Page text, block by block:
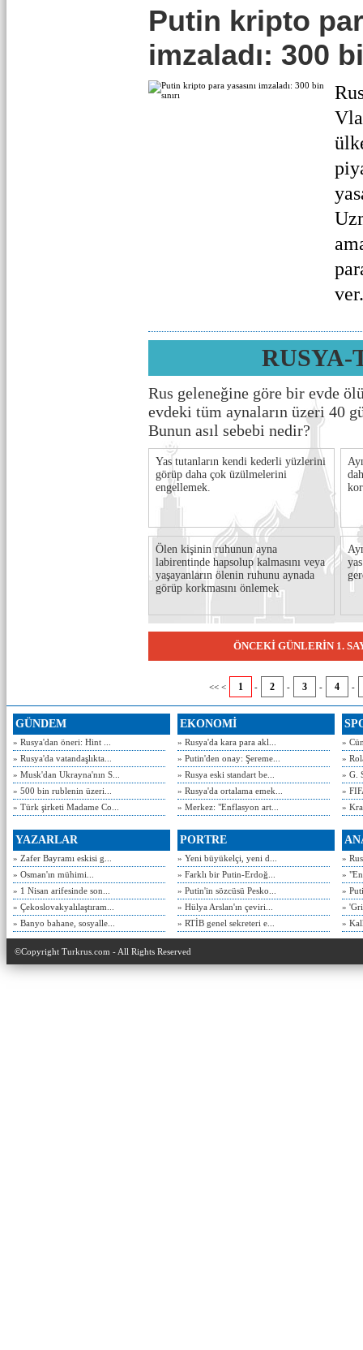
Putin kripto
imzaladı: 300
RUSYA-
Rus geleneğine göre bir evde
evdeki tüm aynaların üzeri 40
Bunun asıl sebebi nedir?
Yas tutanların kendi kederli yüzlerini
görüp daha çok üzülmelerini
engellemek.
Ölen kişinin ruhunun ayna
labirentinde hapsolup kalmasını veya
yaşayanların ölenin ruhunu aynada
görüp korkmasını önlemek
ÖNCEKİ GÜNLERİN 1.
<< < 1 - 2 - 3 - 4 -
GÜNDEM
» Rusya'dan öneri: Hint ...
» Rusya'da vatandaşlıkta...
» Musk'dan Ukrayna'nın S...
» 500 bin rublenin üzeri...
» Türk şirketi Madame Co...
EKONOMİ
» Rusya'da kara para akl...
» Putin'den onay: Şereme...
» Rusya eski standart be...
» Rusya'da ortalama emek...
» Merkez: "Enflasyon art...
»
»
» G.
»
»
YAZARLAR
» Zafer Bayramı eskisi g...
» Osman'ın mühimi...
» 1 Nisan arifesinde son...
» Çekoslovakyalılaştıram...
» Banyo bahane, sosyalle...
PORTRE
» Yeni büyükelçi, yeni d...
» Farklı bir Putin-Erdoğ...
» Putin'in sözcüsü Pesko...
» Hülya Arslan'ın çeviri...
» RTİB genel sekreteri e...
»
»
»
»
»
©Copyright Turkrus.com - All Rights Reserved